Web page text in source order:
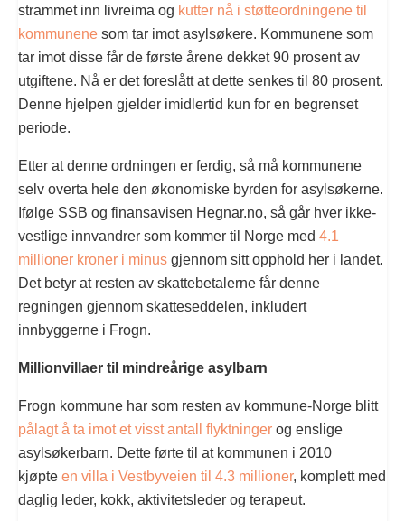
strammet inn livreima og kutter nå i støtteordningene til
kommunene som tar imot asylsøkere. Kommunene som
tar imot disse får de første årene dekket 90 prosent av
utgiftene. Nå er det foreslått at dette senkes til 80 prosent.
Denne hjelpen gjelder imidlertid kun for en begrenset
periode.
Etter at denne ordningen er ferdig, så må kommunene
selv overta hele den økonomiske byrden for asylsøkerne.
Ifølge SSB og finansavisen Hegnar.no, så går hver ikke-
vestlige innvandrer som kommer til Norge med 4.1
millioner kroner i minus gjennom sitt opphold her i landet.
Det betyr at resten av skattebetalerne får denne
regningen gjennom skatteseddelen, inkludert
innbyggerne i Frogn.
Millionvillaer til mindreårige asylbarn
Frogn kommune har som resten av kommune-Norge blitt
pålagt å ta imot et visst antall flyktninger og enslige
asylsøkerbarn. Dette førte til at kommunen i 2010
kjøpte en villa i Vestbyveien til 4.3 millioner, komplett med
daglig leder, kokk, aktivitetsleder og terapeut.